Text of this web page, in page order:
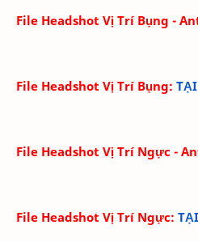
File Headshot Vị Trí Bụng -
File Headshot Vị Trí Bụng:
File Headshot Vị Trí Ngực -
File Headshot Vị Trí Ngực: